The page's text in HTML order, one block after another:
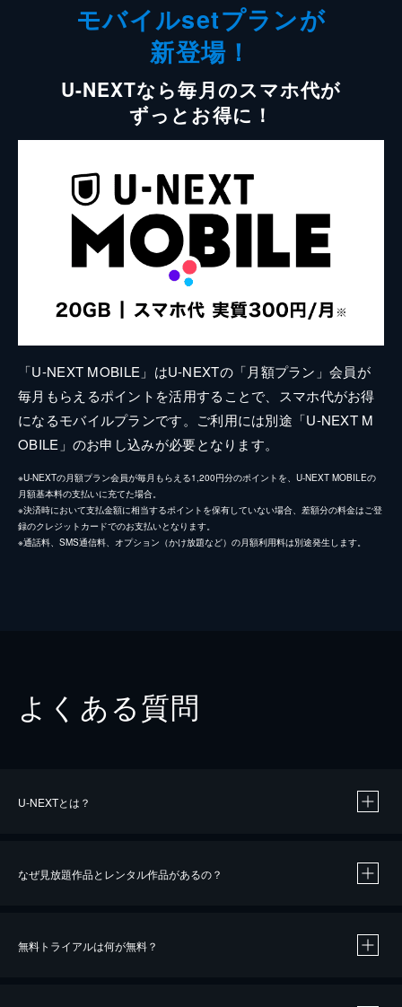
モバイルsetプランが
新登場！
U-NEXTなら毎月のスマホ代が
ずっとお得に！
「U-NEXT MOBILE」はU-NEXTの「月額プラン」会員が
毎月もらえるポイントを活用することで、スマホ代がお得
になるモバイルプランです。ご利用には別途「U-NEXT M
OBILE」のお申し込みが必要となります。
※U-NEXTの月額プラン会員が毎月もらえる1,200円分のポイントを、U-NEXT MOBILEの
月額基本料の支払いに充てた場合。
※決済時において支払金額に相当するポイントを保有していない場合、差額分の料金はご登
録のクレジットカードでのお支払いとなります。
※通話料、SMS通信料、オプション（かけ放題など）の月額利用料は別途発生します。
よくある質問
U-NEXTとは？
なぜ見放題作品とレンタル作品があるの？
無料トライアルは何が無料？